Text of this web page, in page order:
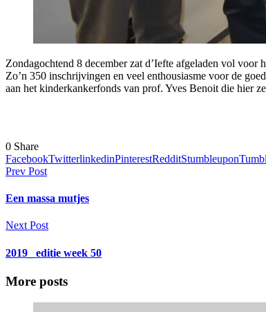
Zondagochtend 8 december zat d’Iefte afgeladen vol voor
Zo’n 350 inschrijvingen en veel enthousiasme voor de
aan het kinderkankerfonds van prof. Yves Benoit die hier
0 Share
FacebookTwitterlinkedinPinterestRedditStumbleupon
Prev Post
Een massa mutjes
Next Post
2019_ editie week 50
More posts